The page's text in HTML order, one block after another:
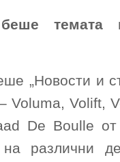
темата
„Новости и
Voluma, Volift,
De Boulle
различни